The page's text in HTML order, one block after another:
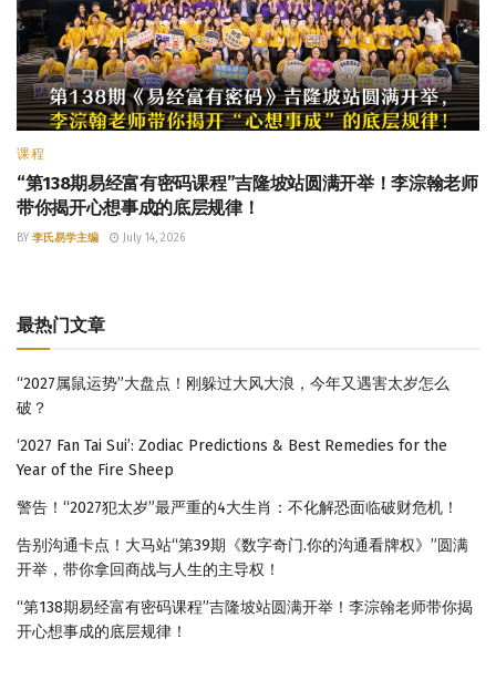
课程
“第138期易经富有密码课程”吉隆坡站圆满开举！李淙翰老师
带你揭开心想事成的底层规律！
BY 李氏易学主编 July 14, 2026
最热门文章
“2027属鼠运势”大盘点！刚躲过大风大浪，今年又遇害太岁怎么
破？
‘2027 Fan Tai Sui’: Zodiac Predictions & Best Remedies for the
Year of the Fire Sheep
警告！“2027犯太岁”最严重的4大生肖：不化解恐面临破财危机！
告别沟通卡点！大马站“第39期《数字奇门.你的沟通看牌权》”圆满
开举，带你拿回商战与人生的主导权！
“第138期易经富有密码课程”吉隆坡站圆满开举！李淙翰老师带你揭
开心想事成的底层规律！